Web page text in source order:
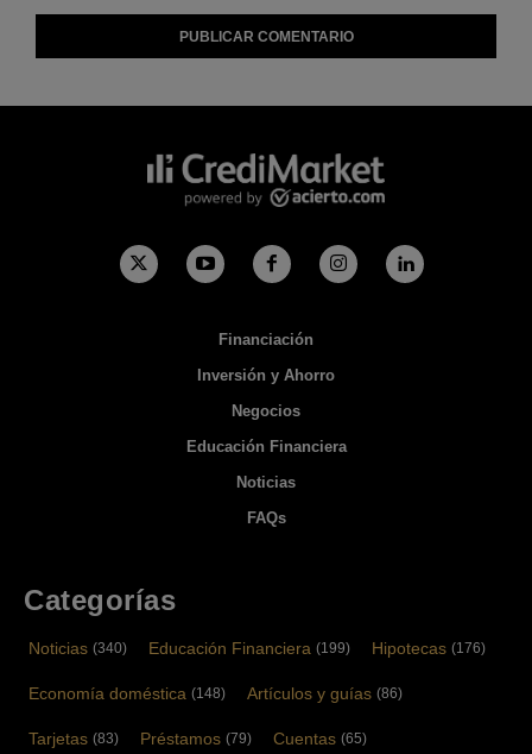
Financiación
Inversión y Ahorro
Negocios
Educación Financiera
Noticias
FAQs
Categorías
Noticias (340) Educación Financiera (199) Hipotecas (176)
Economía doméstica (148) Artículos y guías (86)
Tarjetas (83) Préstamos (79) Cuentas (65)